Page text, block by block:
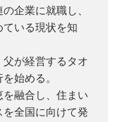
企業に就職し、
いる現状を知
が経営するタオ
始める。
融合し、住まい
全国に向けて発